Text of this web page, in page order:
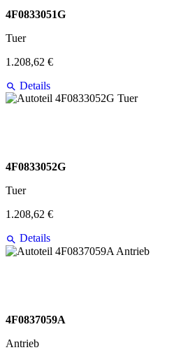
4F0833051G
Tuer
1.208,62 €
Details
4F0833052G
Tuer
1.208,62 €
Details
4F0837059A
Antrieb